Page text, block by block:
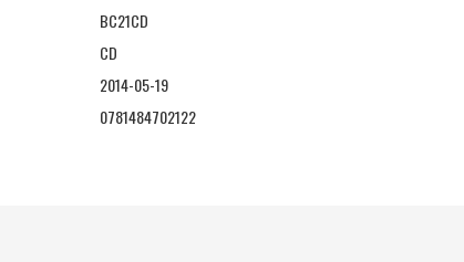
BC21CD
CD
2014-05-19
0781484702122